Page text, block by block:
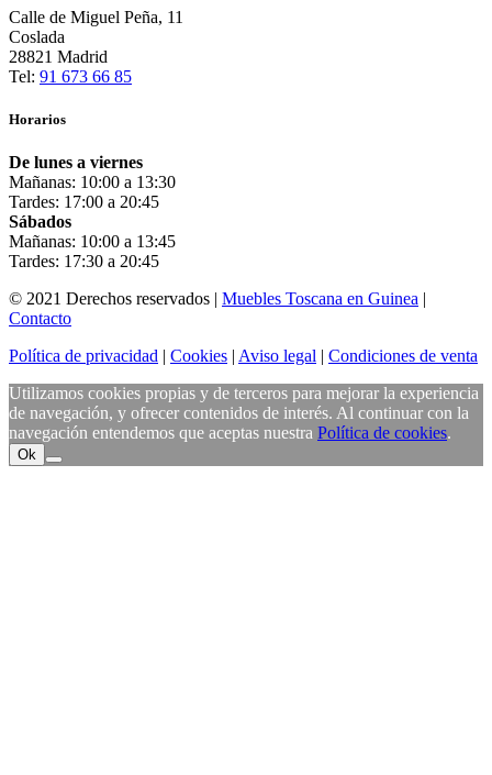
Calle de Miguel Peña, 11
Coslada
28821 Madrid
Tel: 91 673 66 85
Horarios
De lunes a viernes
Mañanas: 10:00 a 13:30
Tardes: 17:00 a 20:45
Sábados
Mañanas: 10:00 a 13:45
Tardes: 17:30 a 20:45
© 2021 Derechos reservados | Muebles Toscana en Guinea |
Contacto
Política de privacidad | Cookies | Aviso legal | Condiciones de venta
Utilizamos cookies propias y de terceros para mejorar la experiencia
de navegación, y ofrecer contenidos de interés. Al continuar con la
navegación entendemos que aceptas nuestra Política de cookies.
Ok